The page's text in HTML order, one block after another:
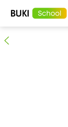
Наталя Т.